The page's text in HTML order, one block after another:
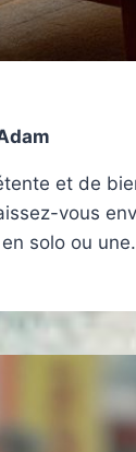
et de
vous
solo ou